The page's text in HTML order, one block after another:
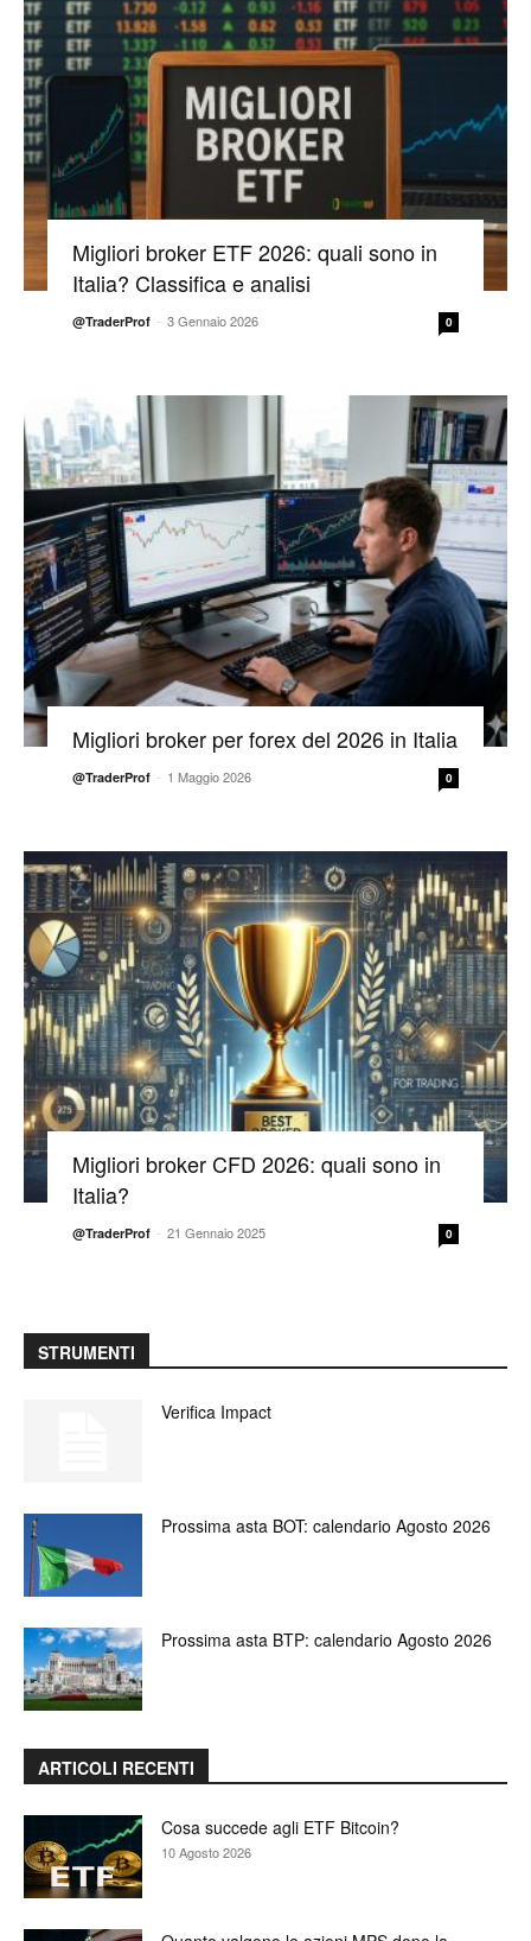
Migliori broker ETF 2026: quali sono in
Italia? Classifica e analisi
@TraderProf - 3 Gennaio 2026 0
Migliori broker per forex del 2026 in Italia
@TraderProf - 1 Maggio 2026 0
Migliori broker CFD 2026: quali sono in
Italia?
@TraderProf - 21 Gennaio 2025 0
STRUMENTI
Verifica Impact
Prossima asta BOT: calendario Agosto 2026
Prossima asta BTP: calendario Agosto 2026
ARTICOLI RECENTI
Cosa succede agli ETF Bitcoin?
10 Agosto 2026